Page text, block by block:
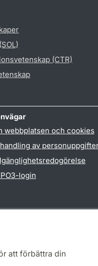
att förbättra din
(CTR)
webbplatsen och cookies
av
login